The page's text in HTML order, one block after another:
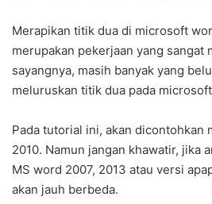
Merapikan titik dua di microsoft
merupakan pekerjaan yang sangat
sayangnya, masih banyak yang
meluruskan titik dua pada
Pada tutorial ini, akan dicontohkan
2010. Namun jangan khawatir, jika
MS word 2007, 2013 atau versi
akan jauh berbeda.